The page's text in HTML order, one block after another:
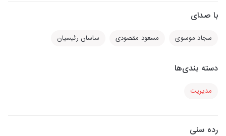
با صدای
سجاد موسوی مسعود مقصودی ساسان رئیسیان
دسته بندی‌ها
مدیریت
رده سنی